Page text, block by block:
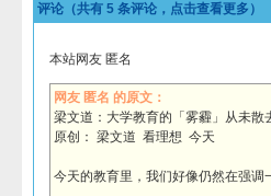
评论（共有 5 条评论，点击查看更多）
本站网友 匿名
网友 匿名 的原文：
梁文道：大学教育的「雾霾」从未散
原创： 梁文道 看理想 今天
今天的教育里，我们好像仍然在强调